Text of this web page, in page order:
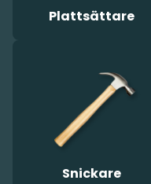
Plattsättare
Snickare